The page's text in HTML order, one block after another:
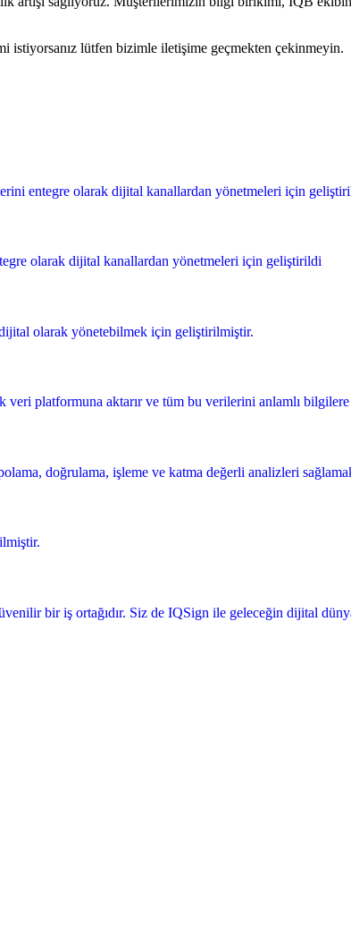
istiyorsanız lütfen bizimle iletişime geçmekten çekinmeyin.
entegre olarak dijital kanallardan yönetmeleri için
olarak dijital kanallardan yönetmeleri için geliştirildi
olarak yönetebilmek için geliştirilmiştir.
platformuna aktarır ve tüm bu verilerini anlamlı bilgilere
doğrulama, işleme ve katma değerli analizleri
bir iş ortağıdır. Siz de IQSign ile geleceğin dijital